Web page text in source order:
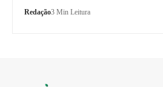
Redação3 Min Leitura